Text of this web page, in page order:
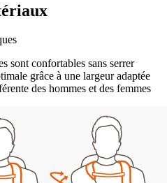
sont confortables sans serrer
grâce à une largeur adaptée
des hommes et des femmes